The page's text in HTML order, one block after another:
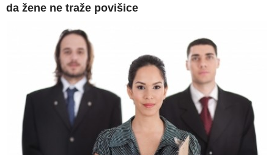
da žene ne traže povišice